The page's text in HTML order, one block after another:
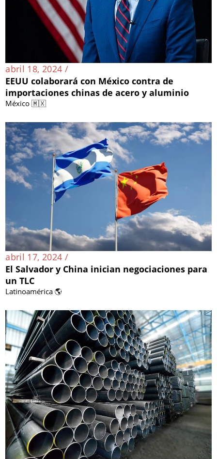
abril 18, 2024 /
EEUU colaborará con México contra de
importaciones chinas de acero y aluminio
México 🇲🇽
abril 17, 2024 /
El Salvador y China inician negociaciones para
un TLC
Latinoamérica 🌎